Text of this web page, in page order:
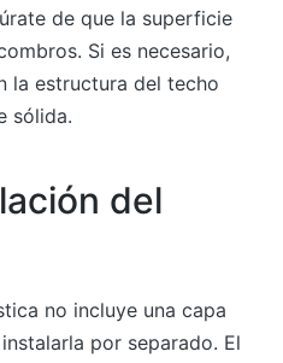
de que la superficie
Si es necesario,
la estructura del techo
sólida.
del
no incluye una capa
por separado. El